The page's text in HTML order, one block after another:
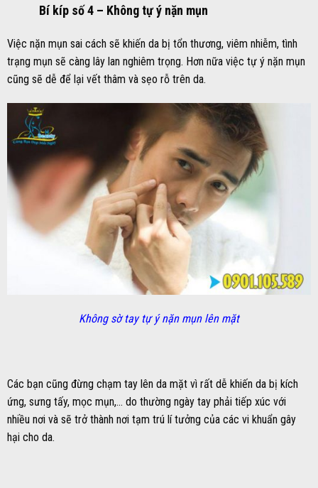
Bí kíp số 4 – Không tự ý nặn mụn
Việc nặn mụn sai cách sẽ khiến da bị tổn thương, viêm nhiễm, tình
trạng mụn sẽ càng lây lan nghiêm trọng. Hơn nữa việc tự ý nặn mụn
cũng sẽ dễ để lại vết thâm và sẹo rỗ trên da.
Không sờ tay tự ý nặn mụn lên mặt
Các bạn cũng đừng chạm tay lên da mặt vì rất dễ khiến da bị kích
ứng, sưng tấy, mọc mụn,… do thường ngày tay phải tiếp xúc với
nhiều nơi và sẽ trở thành nơi tạm trú lí tưởng của các vi khuẩn gây
hại cho da.